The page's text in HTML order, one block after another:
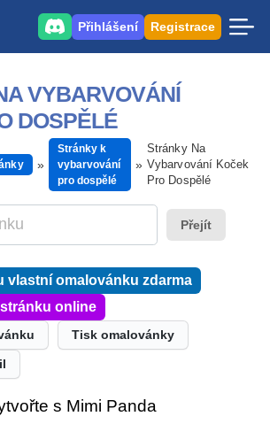
Přihlášení Registrace
VYBARVOVÁNÍ
DOSPĚLÉ
Stránky k
vybarvování
pro dospělé
Stránky Na
Vybarvování Koček
Pro Dospělé
Přejít
vlastní omalovánku zdarma
online
Tisk omalovánky
s Mimi Panda